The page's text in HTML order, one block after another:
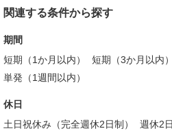
関連する条件から探す
期間
短期（1か月以内）
短期（3か月以内）
単発（1週間以内）
休日
土日祝休み（完全週休2日制）
週休2日